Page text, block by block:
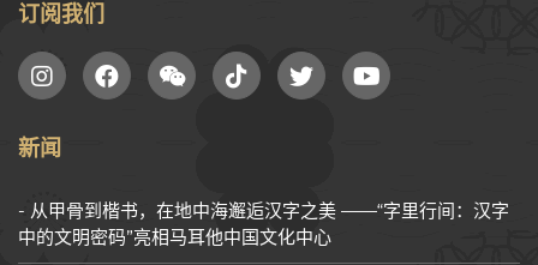
订阅我们
新闻
从甲骨到楷书，在地中海邂逅汉字之美 ——“字里行间：汉字
中的文明密码”亮相马耳他中国文化中心